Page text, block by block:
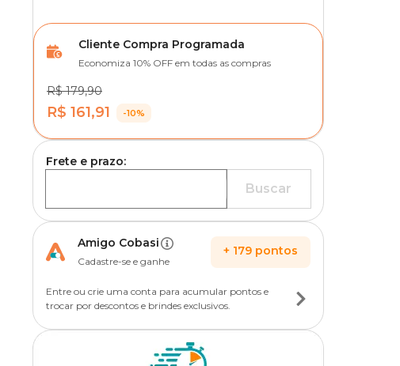
Cliente Compra Programada
Economiza 10% OFF em todas as compras
R$ 179,90
R$ 161,91 -10%
Frete e prazo:
Buscar
Amigo Cobasi
Cadastre-se e ganhe
+ 179 pontos
Entre ou crie uma conta para acumular pontos e
trocar por descontos e brindes exclusivos.